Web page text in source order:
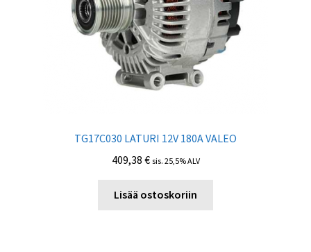
TG17C030 LATURI 12V 180A VALEO
409,38 € sis. 25,5% ALV
Lisää ostoskoriin